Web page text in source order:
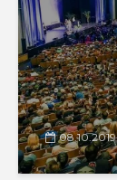
08.10.2019